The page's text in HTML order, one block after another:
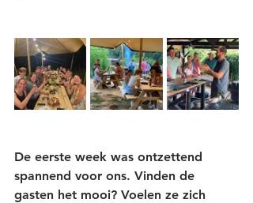
De eerste week was ontzettend
spannend voor ons. Vinden de
gasten het mooi? Voelen ze zich